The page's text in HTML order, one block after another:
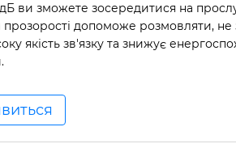
зможете зосередитися на
допоможе розмовляти,
якість зв'язку та знижує